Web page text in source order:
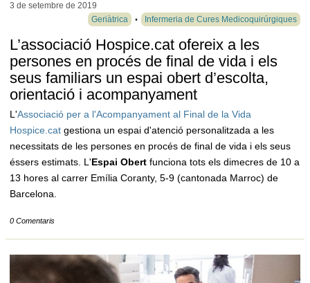
3 de setembre de 2019
Geriàtrica
Infermeria de Cures Medicoquirúrgiques
L’associació Hospice.cat ofereix a les
persones en procés de final de vida i els
seus familiars un espai obert d’escolta,
orientació i acompanyament
L'Associació per a l'Acompanyament al Final de la Vida
Hospice.cat gestiona un espai d'atenció personalitzada a les
necessitats de les persones en procés de final de vida i els seus
éssers estimats. L'Espai Obert funciona tots els dimecres de 10 a
13 hores al carrer Emília Coranty, 5-9 (cantonada Marroc) de
Barcelona.
0 Comentaris